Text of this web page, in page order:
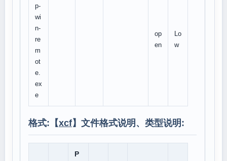
p-
wi
n-
re
m
ot
e.
ex
e
op
en
Lo
w
格式:【xcf】文件格式说明、类型说明:
P